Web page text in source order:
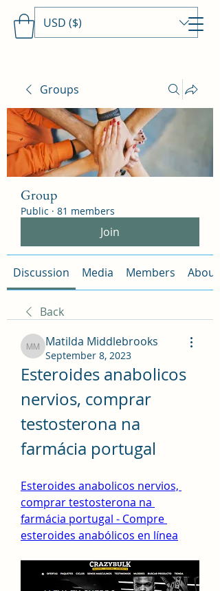
Travels With MamaDee
USD ($)
Groups
Group
Public · 81 members
Join
Discussion Media Members About
Back
Matilda Middlebrooks
Matilda Middlebrooks
September 8, 2023
Esteroides anabolicos
nervios, comprar
testosterona na
farmácia portugal
Esteroides anabolicos nervios,
comprar testosterona na
farmácia portugal - Compre
esteroides anabólicos en línea